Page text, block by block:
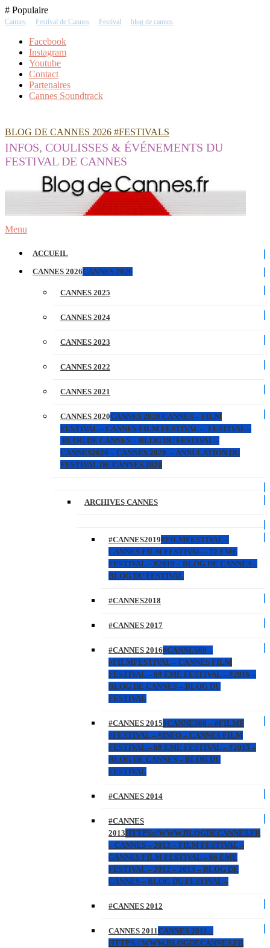
Skip
To
# Populaire
Cannes Festival de Cannes Festival blog de cannes
Facebook
Instagram
Youtube
Contact
Partenaires
Cannes Soundtrack
BLOG DE CANNES 2026 #FESTIVALS
INFOS, COULISSES & ÉVÉNEMENTS DU
FESTIVAL DE CANNES
Menu
ACCUEIL
CANNES 2026CANNES 2026
CANNES 2025
CANNES 2024
CANNES 2023
CANNES 2022
CANNES 2021
CANNES 2020CANNES 2020 CANNES – FILM
FESTIVAL – CANNES FILM FESTIVAL – FESTIVAL –
BLOG DE CANNES – BLOG DU FESTIVAL –
CANNES2020 – CANNES 2020 – ANNULATION DU
FESTIVAL DE CANNES 2020
ARCHIVES CANNES
#CANNES2019#FILMFESTIVAL –
CANNES FILM FESTIVAL – 72 EME
FESTIVAL – #2019 – BLOG DE CANNES –
BLOG DU FESTIVAL
#CANNES2018
#CANNES 2017
#CANNES 2016#CANNES69 –
#FILMFESTIVAL – CANNES FILM
FESTIVAL – 69 EME FESTIVAL – #2016 –
BLOG DE CANNES – BLOG DU
FESTIVAL
#CANNES 2015#CANNES68 – #FILMF
#FESTIVAL – #INFO – CANNES FILM
FESTIVAL – 68 EME FESTIVAL – #2015 –
BLOG DE CANNES – BLOG DU
FESTIVAL
#CANNES 2014
#CANNES
2013HTTPS://WWW.BLOGDECANNES.FR
– CANNES – 2013 – FILM FESTIVAL –
CANNES FILM FESTIVAL – 66 EME
FESTIVAL – 2012 – 2013 – BLOG DE
CANNES – BLOG DU FESTIVAL –
#CANNES 2012
CANNES 2011CANNES 2011 –
HTTPS://WWW.BLOGDECANNES.FR